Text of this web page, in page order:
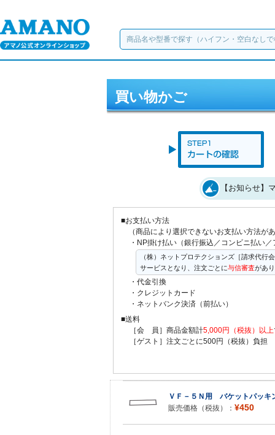
買い物かご
【お知らせ】
■お支払い方法
（商品により選択できないお支払い方法が
・NP掛け払い（銀行振込／コンビニ払い
（株）ネットプロテクションズ［請求代行
サービスとなり、注文ごとに与信審査があ
・代金引換
・クレジットカード
・ネットバンク決済（前払い）
■送料
［会 員］商品金額計5,000円（税抜）以上
［ゲスト］注文ごとに500円（税抜）負担
ＶＦ－５Ｎ用 バケットパッキ
販売価格（税抜）： ¥450